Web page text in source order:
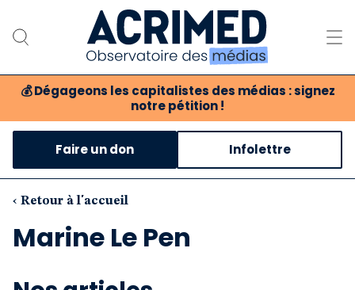
💰 Dégageons les capitalistes des médias : signez
notre pétition !
Notre association
Notre critique des médias
Nos propositions
Notre revue
Boutique
Faire un don Infolettre
‹ Retour à l'accueil
Marine Le Pen